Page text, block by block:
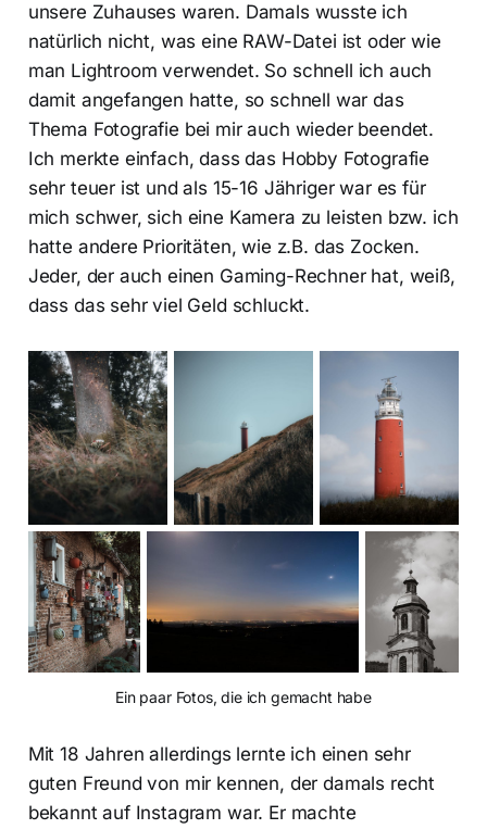
unsere Zuhauses waren. Damals wusste ich
natürlich nicht, was eine RAW-Datei ist oder wie
man Lightroom verwendet. So schnell ich auch
damit angefangen hatte, so schnell war das
Thema Fotografie bei mir auch wieder beendet.
Ich merkte einfach, dass das Hobby Fotografie
sehr teuer ist und als 15-16 Jähriger war es für
mich schwer, sich eine Kamera zu leisten bzw. ich
hatte andere Prioritäten, wie z.B. das Zocken.
Jeder, der auch einen Gaming-Rechner hat, weiß,
dass das sehr viel Geld schluckt.
Ein paar Fotos, die ich gemacht habe
Mit 18 Jahren allerdings lernte ich einen sehr
guten Freund von mir kennen, der damals recht
bekannt auf Instagram war. Er machte